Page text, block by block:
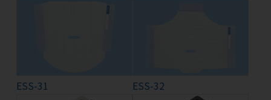
ESS-31 ESS-32